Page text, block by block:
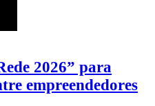
2026” para
empreendedores